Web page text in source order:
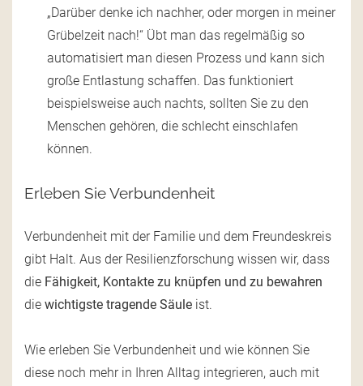
„Darüber denke ich nachher, oder morgen in meiner
Grübelzeit nach!“ Übt man das regelmäßig so
automatisiert man diesen Prozess und kann sich
große Entlastung schaffen. Das funktioniert
beispielsweise auch nachts, sollten Sie zu den
Menschen gehören, die schlecht einschlafen
können.
Erleben Sie Verbundenheit
Verbundenheit mit der Familie und dem Freundeskreis
gibt Halt. Aus der Resilienzforschung wissen wir, dass
die Fähigkeit, Kontakte zu knüpfen und zu bewahren
die wichtigste tragende Säule ist.
Wie erleben Sie Verbundenheit und wie können Sie
diese noch mehr in Ihren Alltag integrieren, auch mit